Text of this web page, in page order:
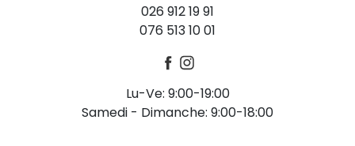
026 912 19 91
076 513 10 01
Lu-Ve: 9:00-19:00
Samedi - Dimanche: 9:00-18:00